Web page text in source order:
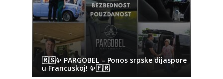
🇷🇸✨ PARGOBEL – Ponos srpske dijaspore
u Francuskoj! ✨🇫🇷